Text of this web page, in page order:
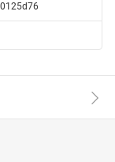
由七位成員——
示「為世代發
台表現、蘊含社會